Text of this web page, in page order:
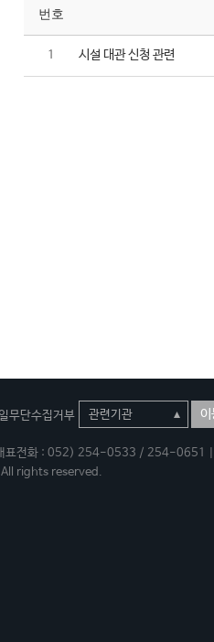
번호
1 시설 대관 신청 관련
무단수집거부 이
대표전화 : 052) 254-0533 / 254-
rights reserved.